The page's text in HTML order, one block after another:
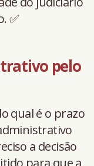
✅
pelo
qual é o prazo
a decisão
para que a